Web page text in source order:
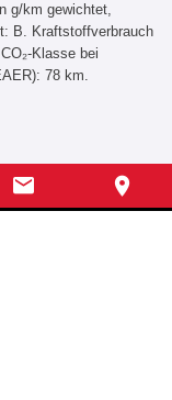
g/km gewichtet,
B. Kraftstoffverbrauch
Klasse bei
78 km.